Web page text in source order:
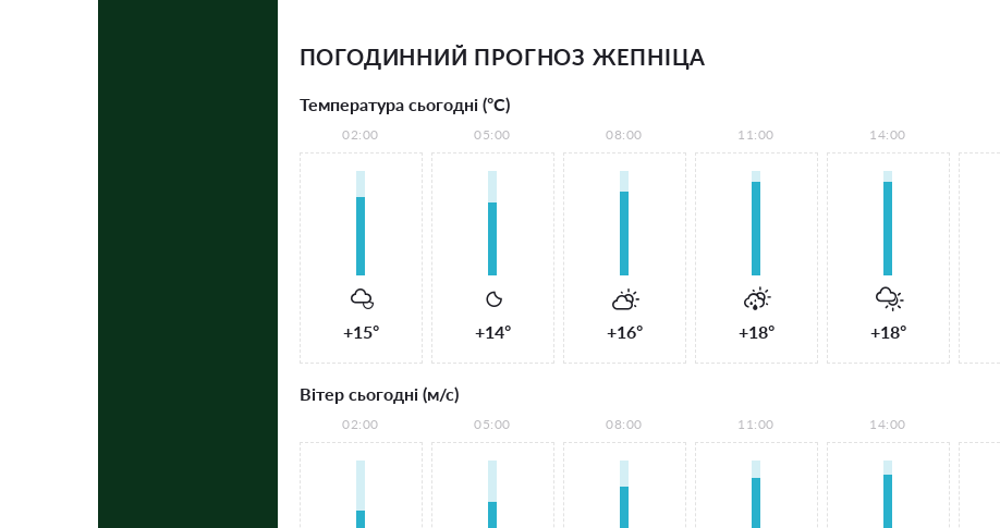
ПОГОДИННИЙ ПРОГНОЗ ЖЕПНІЦА
Температура сьогодні (°С)
02:00
+15°
05:00
+14°
08:00
+16°
11:00
+18°
14:00
+18°
Вітер сьогодні (м/с)
02:00 05:00 08:00 11:00 14:00